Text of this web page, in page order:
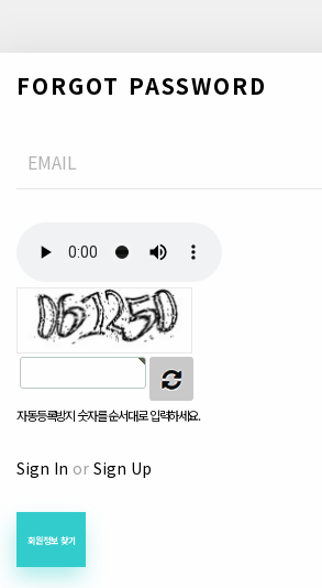
FORGOT PASSWORD
자동등록방지 숫자를 순서대로 입력하세요.
Sign In or Sign Up